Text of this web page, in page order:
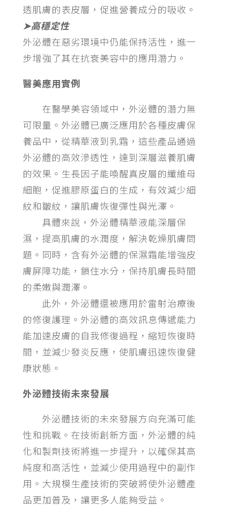
透肌膚的表皮層，促進營養成分的吸收。
➤高穩定性
外泌體在惡劣環境中仍能保持活性，進一
步增強了其在抗衰美容中的應用潛力。
醫美應用實例
在醫學美容領域中，外泌體的潛力無
可限量。外泌體已廣泛應用於各種皮膚保
養品中，從精華液到乳霜，這些產品通過
外泌體的高效滲透性，達到深層滋養肌膚
的效果。生長因子能喚醒真皮層的纖維母
細胞，促進膠原蛋白的生成，有效減少細
紋和皺紋，讓肌膚恢復彈性與光澤。
具體來說，外泌體精華液能深層保
濕，提高肌膚的水潤度，解決乾燥肌膚問
題。同時，含有外泌體的保濕霜能增強皮
膚屏障功能，鎖住水分，保持肌膚長時間
的柔嫩與潤澤。
此外，外泌體還被應用於雷射治療後
的修復護理。外泌體的高效訊息傳遞能力
能加速皮膚的自我修復過程，縮短恢復時
間，並減少發炎反應，使肌膚迅速恢復健
康狀態。
外泌體技術未來發展
外泌體技術的未來發展方向充滿可能
性和挑戰。在技術創新方面，外泌體的純
化和製劑技術將進一步提升，以確保其高
純度和高活性，並減少使用過程中的副作
用。大規模生產技術的突破將使外泌體產
品更加普及，讓更多人能夠受益。